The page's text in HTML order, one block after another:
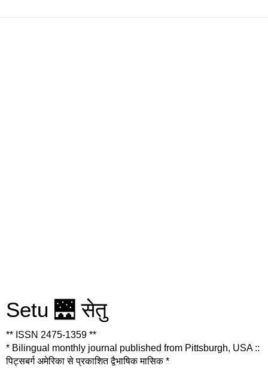
Setu 🌉 सेतु
** ISSN 2475-1359 **
* Bilingual monthly journal published from Pittsburgh, USA ::
पिट्सबर्ग अमेरिका से प्रकाशित द्वैभाषिक मासिक *